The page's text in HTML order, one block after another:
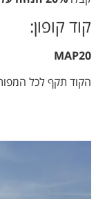
קוד קופון:
MAP20
הקוד תקף לכל